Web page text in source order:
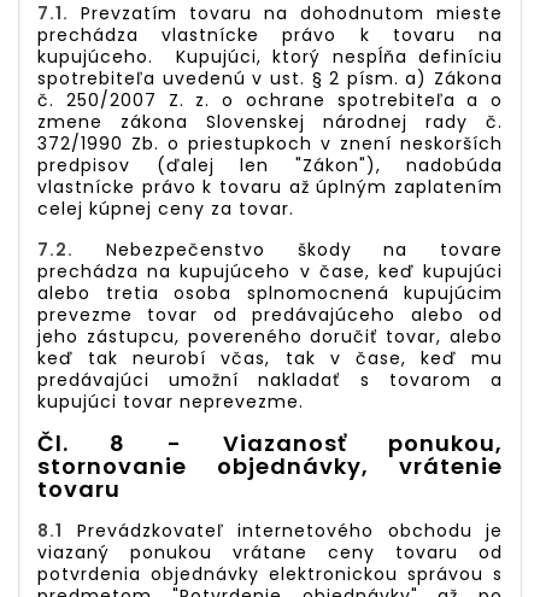
7.1. Prevzatím tovaru na dohodnutom mieste
prechádza vlastnícke právo k tovaru na
kupujúceho. Kupujúci, ktorý nespĺňa definíciu
spotrebiteľa uvedenú v ust. § 2 písm. a) Zákona
č. 250/2007 Z. z. o ochrane spotrebiteľa a o
zmene zákona Slovenskej národnej rady č.
372/1990 Zb. o priestupkoch v znení neskorších
predpisov (ďalej len "Zákon"), nadobúda
vlastnícke právo k tovaru až úplným zaplatením
celej kúpnej ceny za tovar.
7.2. Nebezpečenstvo škody na tovare
prechádza na kupujúceho v čase, keď kupujúci
alebo tretia osoba splnomocnená kupujúcim
prevezme tovar od predávajúceho alebo od
jeho zástupcu, povereného doručiť tovar, alebo
keď tak neurobí včas, tak v čase, keď mu
predávajúci umožní nakladať s tovarom a
kupujúci tovar neprevezme.
Čl. 8 - Viazanosť ponukou,
stornovanie objednávky, vrátenie
tovaru
8.1 Prevádzkovateľ internetového obchodu je
viazaný ponukou vrátane ceny tovaru od
potvrdenia objednávky elektronickou správou s